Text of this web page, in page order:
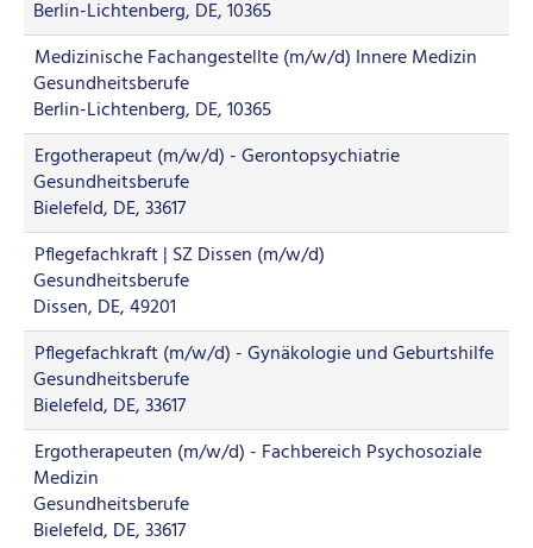
Berlin-Lichtenberg, DE, 10365
Medizinische Fachangestellte (m/w/d) Innere Medizin
Gesundheitsberufe
Berlin-Lichtenberg, DE, 10365
Ergotherapeut (m/w/d) - Gerontopsychiatrie
Gesundheitsberufe
Bielefeld, DE, 33617
Pflegefachkraft | SZ Dissen (m/w/d)
Gesundheitsberufe
Dissen, DE, 49201
Pflegefachkraft (m/w/d) - Gynäkologie und Geburtshilfe
Gesundheitsberufe
Bielefeld, DE, 33617
Ergotherapeuten (m/w/d) - Fachbereich Psychosoziale
Medizin
Gesundheitsberufe
Bielefeld, DE, 33617